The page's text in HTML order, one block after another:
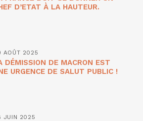
D’ETAT À LA HAUTEUR.
AOÛT 2025
DÉMISSION DE MACRON EST
URGENCE DE SALUT PUBLIC !
JUIN 2025